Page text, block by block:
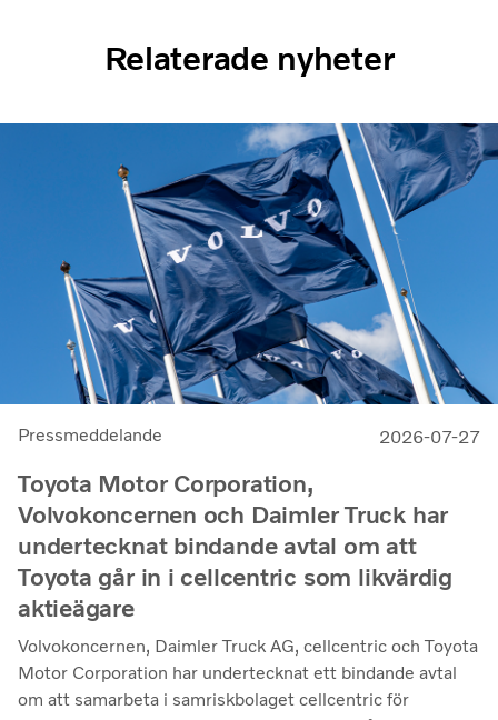
Relaterade nyheter
Pressmeddelande 2026-07-27
Toyota Motor Corporation,
Volvokoncernen och Daimler Truck har
undertecknat bindande avtal om att
Toyota går in i cellcentric som likvärdig
aktieägare
Volvokoncernen, Daimler Truck AG, cellcentric och Toyota
Motor Corporation har undertecknat ett bindande avtal
om att samarbeta i samriskbolaget cellcentric för